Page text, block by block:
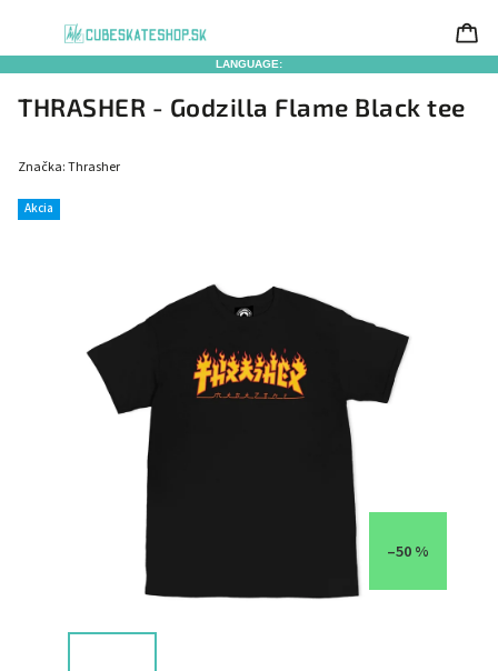
LANGUAGE:
THRASHER - Godzilla Flame Black tee
Akcia
Značka:Thrasher
–50 %